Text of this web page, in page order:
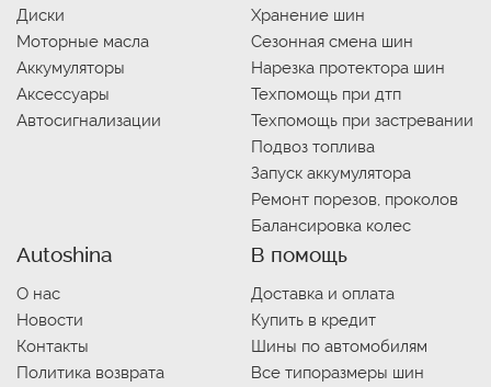
Диски
Моторные масла
Аккумуляторы
Аксессуары
Автосигнализации
Хранение шин
Сезонная смена шин
Нарезка протектора шин
Техпомощь при дтп
Техпомощь при застревании
Подвоз топлива
Запуск аккумулятора
Ремонт порезов, проколов
Балансировка колес
Autoshina
О нас
Новости
Контакты
Политика возврата
В помощь
Доставка и оплата
Купить в кредит
Шины по автомобилям
Все типоразмеры шин